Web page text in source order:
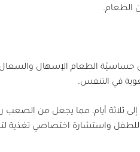
الطعام.
حساسيّة الطعام الإسهال والسعال
في التنفس.
ثلاثة أيام، مما يجعل من الصعب
للطفل واستشارة اختصاصي تغذية